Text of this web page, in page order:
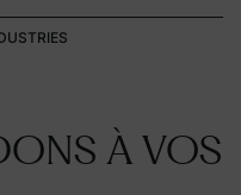
À VOS